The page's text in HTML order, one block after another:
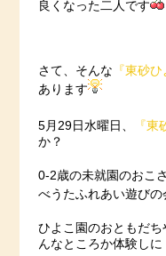
良くなった二人です
さて、そんな 『東砂ひ
あります
5月29日水曜日、 『東
か？
0-2歳の未就園のおこ
べうたふれあい遊び
ひよこ園のおともだ
んなところか体験しに